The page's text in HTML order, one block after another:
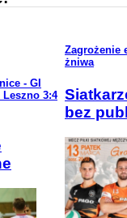
- GI
Leszno 3:4
Zagrożenie
żniwa
bez